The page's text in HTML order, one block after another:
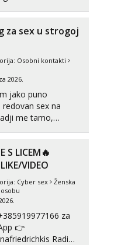
za sex u strogoj
Osobni kontakti
2026.
jako puno
sex na
S LICEM🔥
VIDEO
Cyber sex
Ženska
Radim